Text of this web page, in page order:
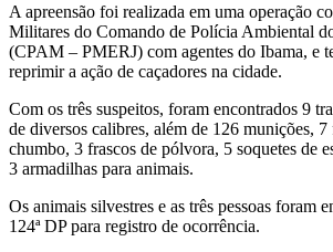
A apreensão foi realizada em uma operação
Militares do Comando de Polícia Ambiental
(CPAM – PMERJ) com agentes do Ibama, e
reprimir a ação de caçadores na cidade.
Com os três suspeitos, foram encontrados 9
de diversos calibres, além de 126 munições, 7
chumbo, 3 frascos de pólvora, 5 soquetes de
3 armadilhas para animais.
Os animais silvestres e as três pessoas foram
124ª DP para registro de ocorrência.